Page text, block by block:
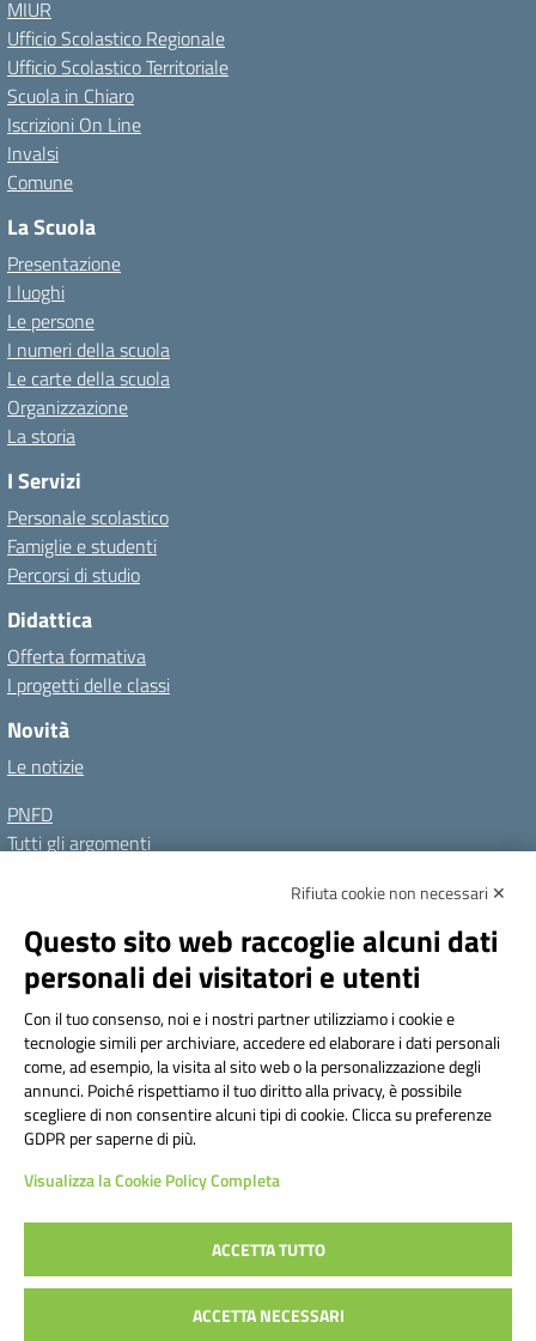
MIUR
Ufficio Scolastico Regionale
Ufficio Scolastico Territoriale
Scuola in Chiaro
Iscrizioni On Line
Invalsi
Comune
La Scuola
Presentazione
I luoghi
Le persone
I numeri della scuola
Le carte della scuola
Organizzazione
La storia
I Servizi
Personale scolastico
Famiglie e studenti
Percorsi di studio
Didattica
Offerta formativa
I progetti delle classi
Novità
Le notizie
PNFD
Tutti gli argomenti
Albo online
Dichiarazione di accessibilitàNote legali
Seguici su:
Indirizzo: Via Frattini 11, Torino
Centralino: 011 3099128 Email:tois003003@istruzione.it
Posta elettronica certificata (PEC):tois003003@pec.istruzione.it
Codice fiscale: 80090800014
Codice meccanografico:TOIS003003
Concept & Design by Designers Italia
Rifiuta cookie non necessari ✕
Questo sito web raccoglie alcuni dati
personali dei visitatori e utenti
Con il tuo consenso, noi e i nostri partner utilizziamo i cookie e
tecnologie simili per archiviare, accedere ed elaborare i dati personali
come, ad esempio, la visita al sito web o la personalizzazione degli
annunci. Poiché rispettiamo il tuo diritto alla privacy, è possibile
scegliere di non consentire alcuni tipi di cookie. Clicca su preferenze
GDPR per saperne di più.
Visualizza la Cookie Policy Completa
ACCETTA TUTTO
ACCETTA NECESSARI